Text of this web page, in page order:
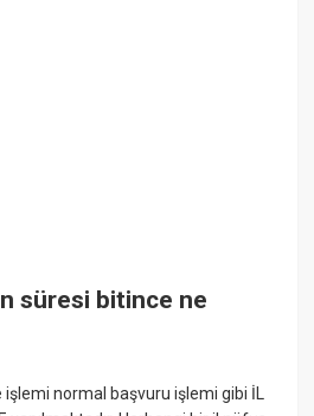
süresi bitince ne
normal başvuru işlemi gibi İL